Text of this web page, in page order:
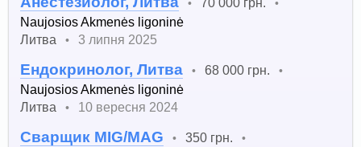
• •
Naujosios Akmenės ligoninė
Литва
• 3 липня 2025
Ендокринолог, Литва • 68 000 грн. •
Naujosios Akmenės ligoninė
Литва
• 10 вересня 2024
Сварщик MIG/MAG • 350 грн. •